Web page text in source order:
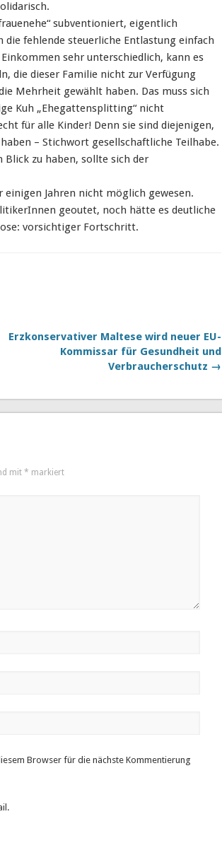
subventioniert, eigentlich
fehlende steuerliche Entlastung einfach
sehr unterschiedlich, kann es
die dieser Familie nicht zur Verfügung
Mehrheit gewählt haben. Das muss sich
Kuh „Ehegattensplitting“ nicht
für alle Kinder! Denn sie sind diejenigen,
– Stichwort gesellschaftliche Teilhabe.
zu haben, sollte sich der
einigen Jahren nicht möglich gewesen.
geoutet, noch hätte es deutliche
vorsichtiger Fortschritt.
Erzkonservativer Maltese wird neuer EU-
Kommissar für Gesundheit und
Verbraucherschutz →
mit * markiert
Browser für die nächste Kommentierung